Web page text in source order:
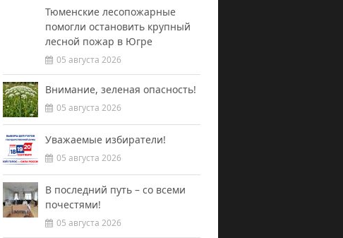
Тюменские лесопожарные
помогли остановить крупный
лесной пожар в Югре
05 августа 2026
Внимание, зеленая опасность!
05 августа 2026
Уважаемые избиратели!
05 августа 2026
В последний путь – со всеми
почестями!
05 августа 2026